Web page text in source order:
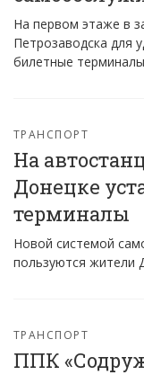
На первом этаже в
Петрозаводска для
билетные
ТРАНСПОРТ
На
Донецке
терминалы
Новой системой
пользуются жители
ТРАНСПОРТ
ППК